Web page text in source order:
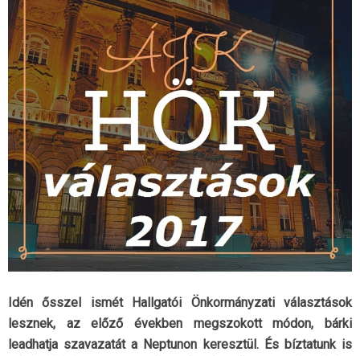
Idén ősszel ismét Hallgatói Önkormányzati választások
lesznek, az előző években megszokott módon, bárki
leadhatja szavazatát a Neptunon keresztül. És bíztatunk is